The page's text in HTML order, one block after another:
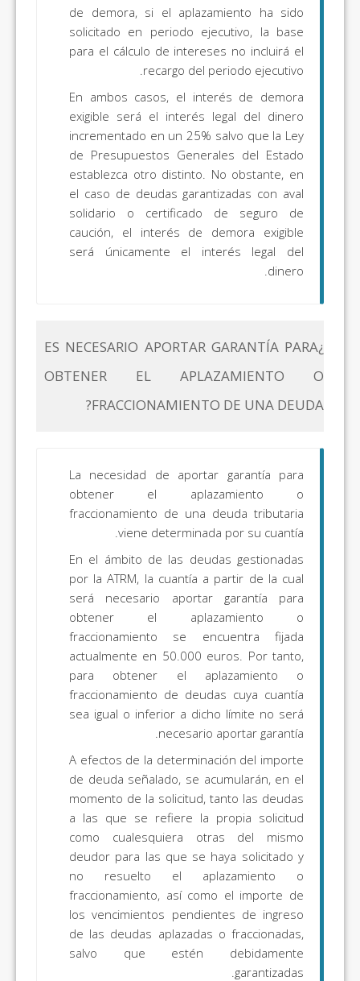
de demora, si el aplazamiento ha sido
solicitado en periodo ejecutivo, la base
para el cálculo de intereses no incluirá el
recargo del periodo ejecutivo.
En ambos casos, el interés de demora
exigible será el interés legal del dinero
incrementado en un 25% salvo que la Ley
de Presupuestos Generales del Estado
establezca otro distinto. No obstante, en
el caso de deudas garantizadas con aval
solidario o certificado de seguro de
caución, el interés de demora exigible
será únicamente el interés legal del
dinero.
¿ES NECESARIO APORTAR GARANTÍA PARA
OBTENER EL APLAZAMIENTO O
FRACCIONAMIENTO DE UNA DEUDA?
La necesidad de aportar garantía para
obtener el aplazamiento o
fraccionamiento de una deuda tributaria
viene determinada por su cuantía.
En el ámbito de las deudas gestionadas
por la ATRM, la cuantía a partir de la cual
será necesario aportar garantía para
obtener el aplazamiento o
fraccionamiento se encuentra fijada
actualmente en 50.000 euros. Por tanto,
para obtener el aplazamiento o
fraccionamiento de deudas cuya cuantía
sea igual o inferior a dicho límite no será
necesario aportar garantía.
A efectos de la determinación del importe
de deuda señalado, se acumularán, en el
momento de la solicitud, tanto las deudas
a las que se refiere la propia solicitud
como cualesquiera otras del mismo
deudor para las que se haya solicitado y
no resuelto el aplazamiento o
fraccionamiento, así como el importe de
los vencimientos pendientes de ingreso
de las deudas aplazadas o fraccionadas,
salvo que estén debidamente
garantizadas.